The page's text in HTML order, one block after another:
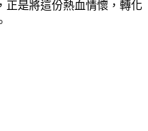
正是將這份熱血情懷，轉化